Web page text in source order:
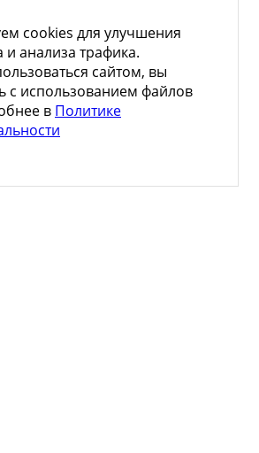
cookies для улучшения
и анализа трафика.
сайтом, вы
с использованием файлов
в Политике